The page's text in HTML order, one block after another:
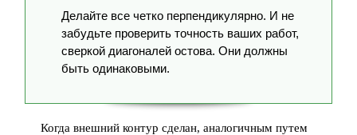
Делайте все четко перпендикулярно. И не
забудьте проверить точность ваших работ,
сверкой диагоналей остова. Они должны
быть одинаковыми.
Когда внешний контур сделан, аналогичным путем